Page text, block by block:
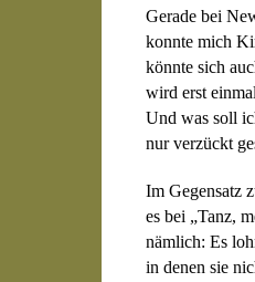
Gerade bei
konnte mich
könnte sich
wird erst
Und was soll
nur verzückt
Im Gegensatz
es bei „Tanz,
nämlich: Es
in denen sie